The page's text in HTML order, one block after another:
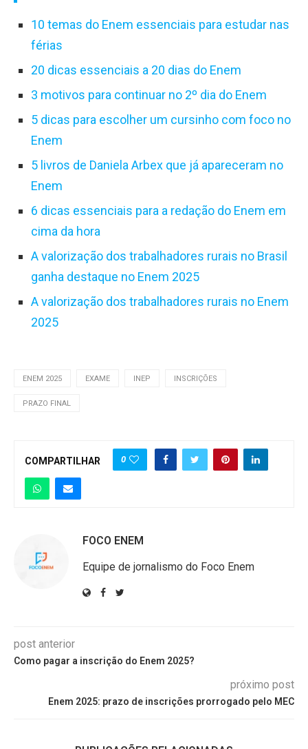
10 temas do Enem essenciais para estudar nas
férias
20 dicas essenciais a 20 dias do Enem
3 motivos para continuar no 2º dia do Enem
5 dicas para escolher um cursinho com foco no
Enem
5 livros de Daniela Arbex que já apareceram no
Enem
6 dicas essenciais para a redação do Enem em
cima da hora
A valorização dos trabalhadores rurais no Brasil
ganha destaque no Enem 2025
A valorização dos trabalhadores rurais no Enem
2025
ENEM 2025 EXAME INEP INSCRIÇÕES
PRAZO FINAL
COMPARTILHAR 0
FOCO ENEM
Equipe de jornalismo do Foco Enem
post anterior
Como pagar a inscrição do Enem 2025?
próximo post
Enem 2025: prazo de inscrições prorrogado pelo MEC